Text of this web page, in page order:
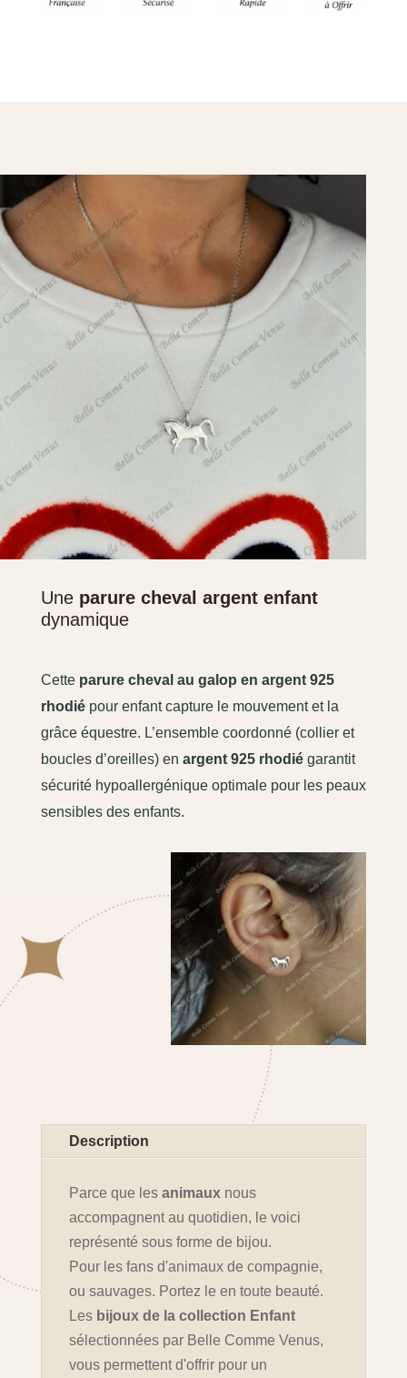
Une parure cheval argent enfant
dynamique
Cette parure cheval au galop en argent 925
rhodiépour enfant capture le mouvement et la
grâce équestre. L’ensemble coordonné (collier et
boucles d’oreilles) en argent 925 rhodiégarantit
sécurité hypoallergénique optimale pour les peaux
sensibles des enfants.
Description
Parce que les animauxnous
accompagnent au quotidien, le voici
représenté sous forme de bijou.
Pour les fans d'animaux de compagnie,
ou sauvages. Portez le en toute beauté.
Les bijoux de la collection Enfant
sélectionnées par Belle Comme Venus,
vous permettent d'offrir pour un